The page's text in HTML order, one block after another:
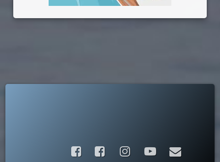
FacebookInstagram
YouTubeE-post